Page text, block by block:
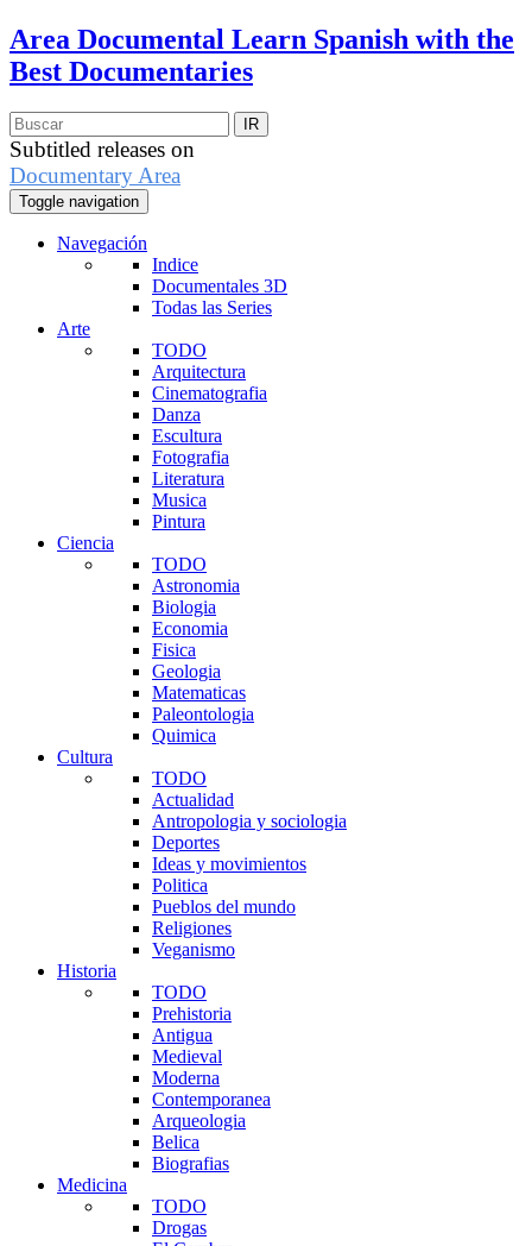
Area Documental Learn Spanish with the
Best Documentaries
Subtitled releases on
Documentary Area
Toggle navigation
Navegación
Indice
Documentales 3D
Todas las Series
Arte
TODO
Arquitectura
Cinematografia
Danza
Escultura
Fotografia
Literatura
Musica
Pintura
Ciencia
TODO
Astronomia
Biologia
Economia
Fisica
Geologia
Matematicas
Paleontologia
Quimica
Cultura
TODO
Actualidad
Antropologia y sociologia
Deportes
Ideas y movimientos
Politica
Pueblos del mundo
Religiones
Veganismo
Historia
TODO
Prehistoria
Antigua
Medieval
Moderna
Contemporanea
Arqueologia
Belica
Biografias
Medicina
TODO
Drogas